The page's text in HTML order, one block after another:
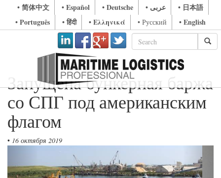
• 简体中文 • Español • Deutsche • عربى
• 日本語
• Português
• हिंदी • Ελληνικά • Русский • English
Запущена бункерная баржа
со СПГ под американским
флагом
• 16 октября 2019